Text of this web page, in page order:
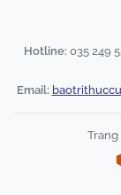
Hotline: 035 249
Email: